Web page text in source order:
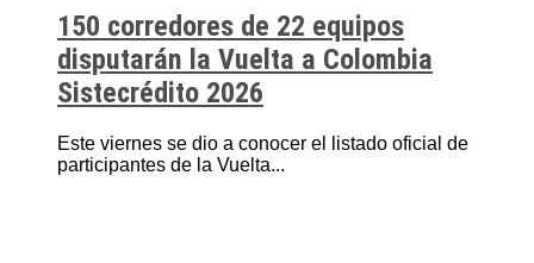
150 corredores de 22 equipos
disputarán la Vuelta a Colombia
Sistecrédito 2026
Este viernes se dio a conocer el listado oficial de
participantes de la Vuelta...